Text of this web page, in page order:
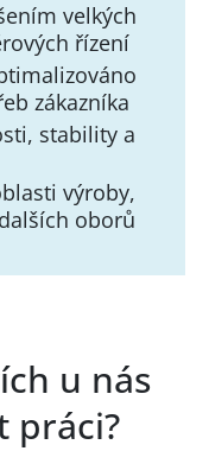
velkých
řízení
zákazníka
stability a
výroby,
oborů
u nás
práci?